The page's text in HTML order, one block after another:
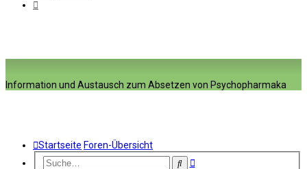
Information und Austausch zum Absetzen von Psychopharmaka
Startseite Foren-Übersicht
SucheErweiterte